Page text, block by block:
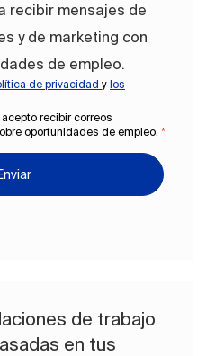
recibir mensajes de
y de marketing con
de empleo.
de privacidad y los
recibir correos
oportunidades de empleo. *
de trabajo
en tus